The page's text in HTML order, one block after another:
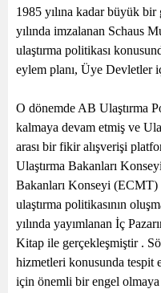
1985 yılına kadar büyük
yılında imzalanan Schaus
ulaştırma politikası
eylem planı, Üye Devletler
O dönemde AB Ulaştırma
kalmaya devam etmiş ve
arası bir fikir alışverişi
Ulaştırma Bakanları
Bakanları Konseyi (ECMT)
ulaştırma politikasının
yılında yayımlanan İç
Kitap ile gerçekleşmiştir .
hizmetleri konusunda tespit
için önemli bir engel